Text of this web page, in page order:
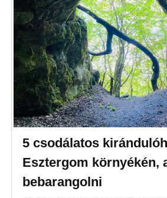
5 csodálatos
Esztergom környékén,
bebarangolni